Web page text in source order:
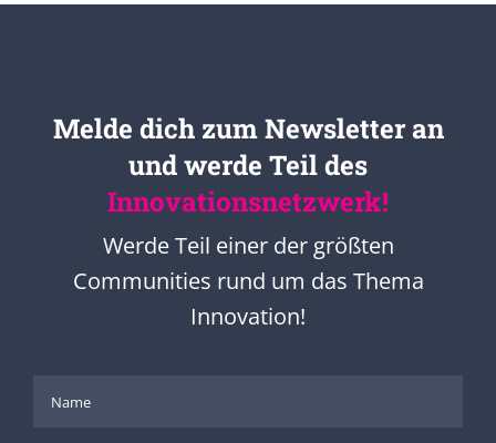
Melde dich zum Newsletter an
und werde Teil des
Innovationsnetzwerk!
Werde Teil einer der größten
Communities rund um das Thema
Innovation!